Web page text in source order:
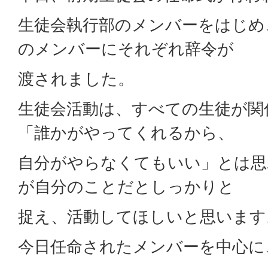
生徒会執行部のメンバーをはじ
のメンバーにそれぞれ辞令が
渡されました。
生徒会活動は、すべての生徒が
「誰かがやってくれるから、
自分がやらなくてもいい」とは
が自分のことだとしっかりと
捉え、活動してほしいと思いま
今日任命されたメンバーを中心